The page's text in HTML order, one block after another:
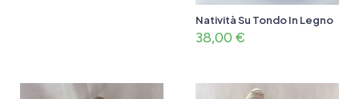
Natività Su Tondo In Legno
38,00 €